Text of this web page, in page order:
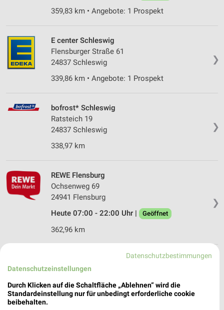
359,83 km • Angebote: 1 Prospekt
❯
E center Schleswig
Flensburger Straße 61
24837 Schleswig
339,86 km • Angebote: 1 Prospekt
❯
bofrost* Schleswig
Ratsteich 19
24837 Schleswig
338,97 km
❯
REWE Flensburg
Ochsenweg 69
24941 Flensburg
Heute 07:00 - 22:00 Uhr |
Geöffnet
362,96 km
nah & frisch-Markt R. Thordsen Joldelund
Mittelstraße 8
25862 Joldelund
367,98 km
Datenschutzbestimmungen
Datenschutzeinstellungen
Durch Klicken auf die Schaltfläche „Ablehnen“ wird die
Standardeinstellung nur für unbedingt erforderliche cookie
beibehalten.